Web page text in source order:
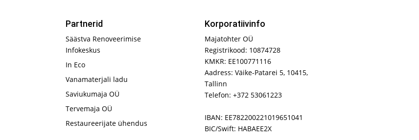
Partnerid
Säästva Renoveerimise
Infokeskus
In Eco
Vanamaterjali ladu
Saviukumaja OÜ
Tervemaja OÜ
Restaureerijate ühendus
Korporatiivinfo
Majatohter OÜ
Registrikood: 10874728
KMKR: EE100771116
Aadress: Väike-Patarei 5, 10415,
Tallinn
Telefon: +372 53061223
IBAN: EE782200221019651041
BIC/Swift: HABAEE2X